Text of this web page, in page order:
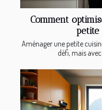
Comment
petite
Aménager une petite
défi, mais